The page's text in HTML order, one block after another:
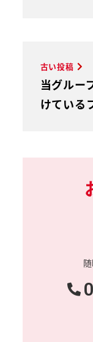
古い投稿
当グルー
けている